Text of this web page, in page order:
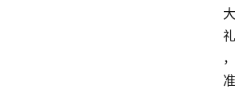
大
礼
，
准